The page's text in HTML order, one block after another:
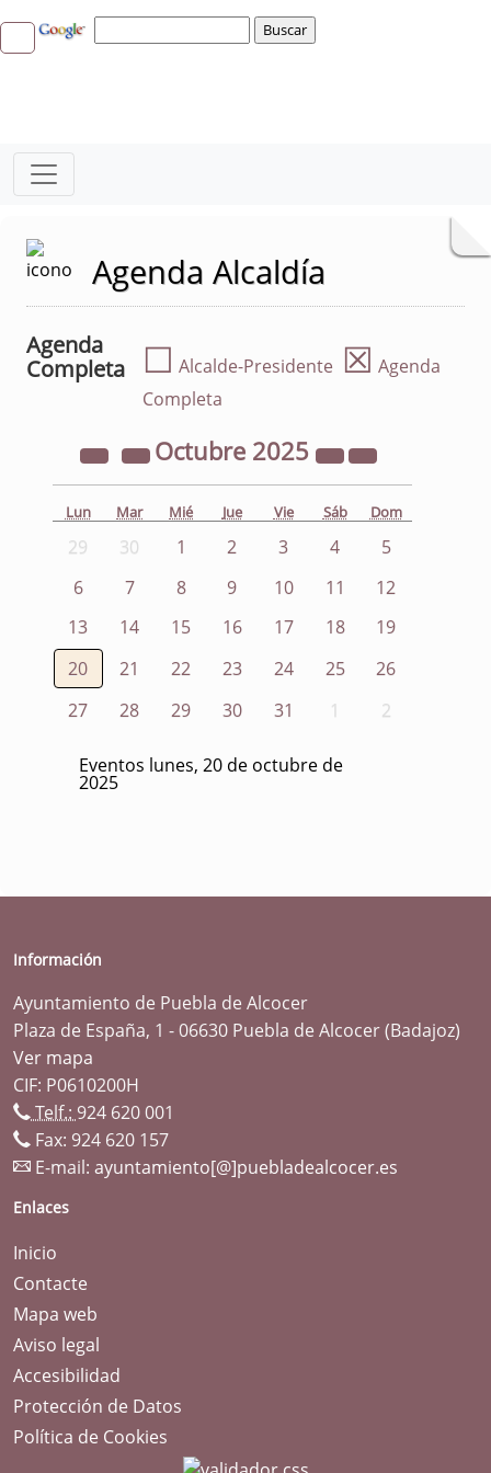
Agenda Alcaldía
Agenda
Completa
☐ Alcalde-Presidente ☒ Agenda
Completa
Octubre 2025
Lun Mar Mié Jue Vie Sáb Dom
29 30 1 2 3 4
5
6
7 8 9 10 11
12
13
14 15 16 17 18
19
20
21 22 23 24 25
26
27
28 29 30 31 1 2
Eventos lunes, 20 de octubre de
2025
Información
Ayuntamiento de Puebla de Alcocer
Plaza de España, 1 - 06630 Puebla de Alcocer (Badajoz)
Ver mapa
CIF: P0610200H
Telf.: 924 620 001
Fax: 924 620 157
E-mail: ayuntamiento[@]puebladealcocer.es
Enlaces
Inicio
Contacte
Mapa web
Aviso legal
Accesibilidad
Protección de Datos
Política de Cookies